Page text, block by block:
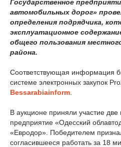
Государственное
автомобильных дорог»
определения подрядчика,
эксплуатационное
общего пользования
района.
Соответствующая информация
системе электронных закупок
Bessarabiainform
В аукционе приняли участие
предприятие «Одесский
«Евродор». Победителем
согласившееся работать за 18